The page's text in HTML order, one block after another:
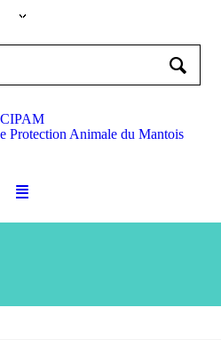
CIPAM
Protection Animale du Mantois